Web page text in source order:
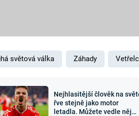
MARS
Záhady a
světová válka Záhady
Nejhlasitější člověk na
řve stejně jako motor
letadla. Můžete vedle něj